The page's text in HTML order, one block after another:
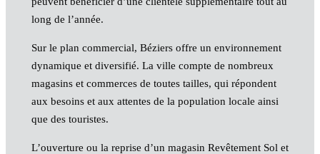
long de l’année.
Sur le plan commercial, Béziers offre un environnement
dynamique et diversifié. La ville compte de nombreux
magasins et commerces de toutes tailles, qui répondent
aux besoins et aux attentes de la population locale ainsi
que des touristes.
L’ouverture ou la reprise d’un magasin Revêtement Sol et